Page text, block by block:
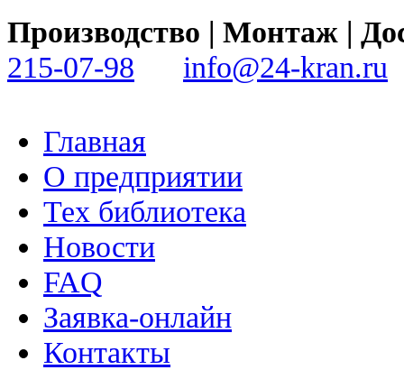
Производство | Монтаж |
215-07-98
info@24-kran.ru
Главная
О предприятии
Тех библиотека
Новости
FAQ
Заявка-онлайн
Контакты